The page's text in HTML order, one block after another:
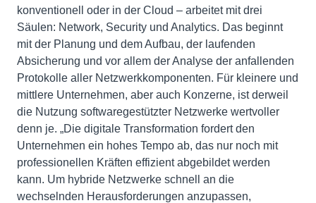
konventionell oder in der Cloud – arbeitet mit drei
Säulen: Network, Security und Analytics. Das beginnt
mit der Planung und dem Aufbau, der laufenden
Absicherung und vor allem der Analyse der anfallenden
Protokolle aller Netzwerkkomponenten. Für kleinere und
mittlere Unternehmen, aber auch Konzerne, ist derweil
die Nutzung softwaregestützter Netzwerke wertvoller
denn je. „Die digitale Transformation fordert den
Unternehmen ein hohes Tempo ab, das nur noch mit
professionellen Kräften effizient abgebildet werden
kann. Um hybride Netzwerke schnell an die
wechselnden Herausforderungen anzupassen,